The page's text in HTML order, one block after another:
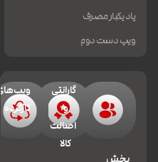
پاد یکبار مصرف
ویپ دست دوم
بخش
گارانتی
و
اصالت
کالا
ویپ‌های
کارکرده